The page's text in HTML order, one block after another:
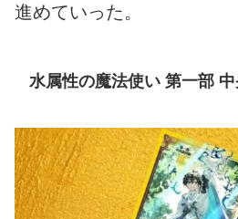
進めていった。
水属性の魔法使い 第一部